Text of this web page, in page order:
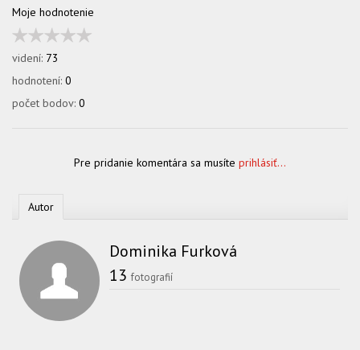
Moje hodnotenie
videní: 73
hodnotení: 0
počet bodov: 0
Pre pridanie komentára sa musíte prihlásiť...
Autor
Dominika Furková
13 fotografií